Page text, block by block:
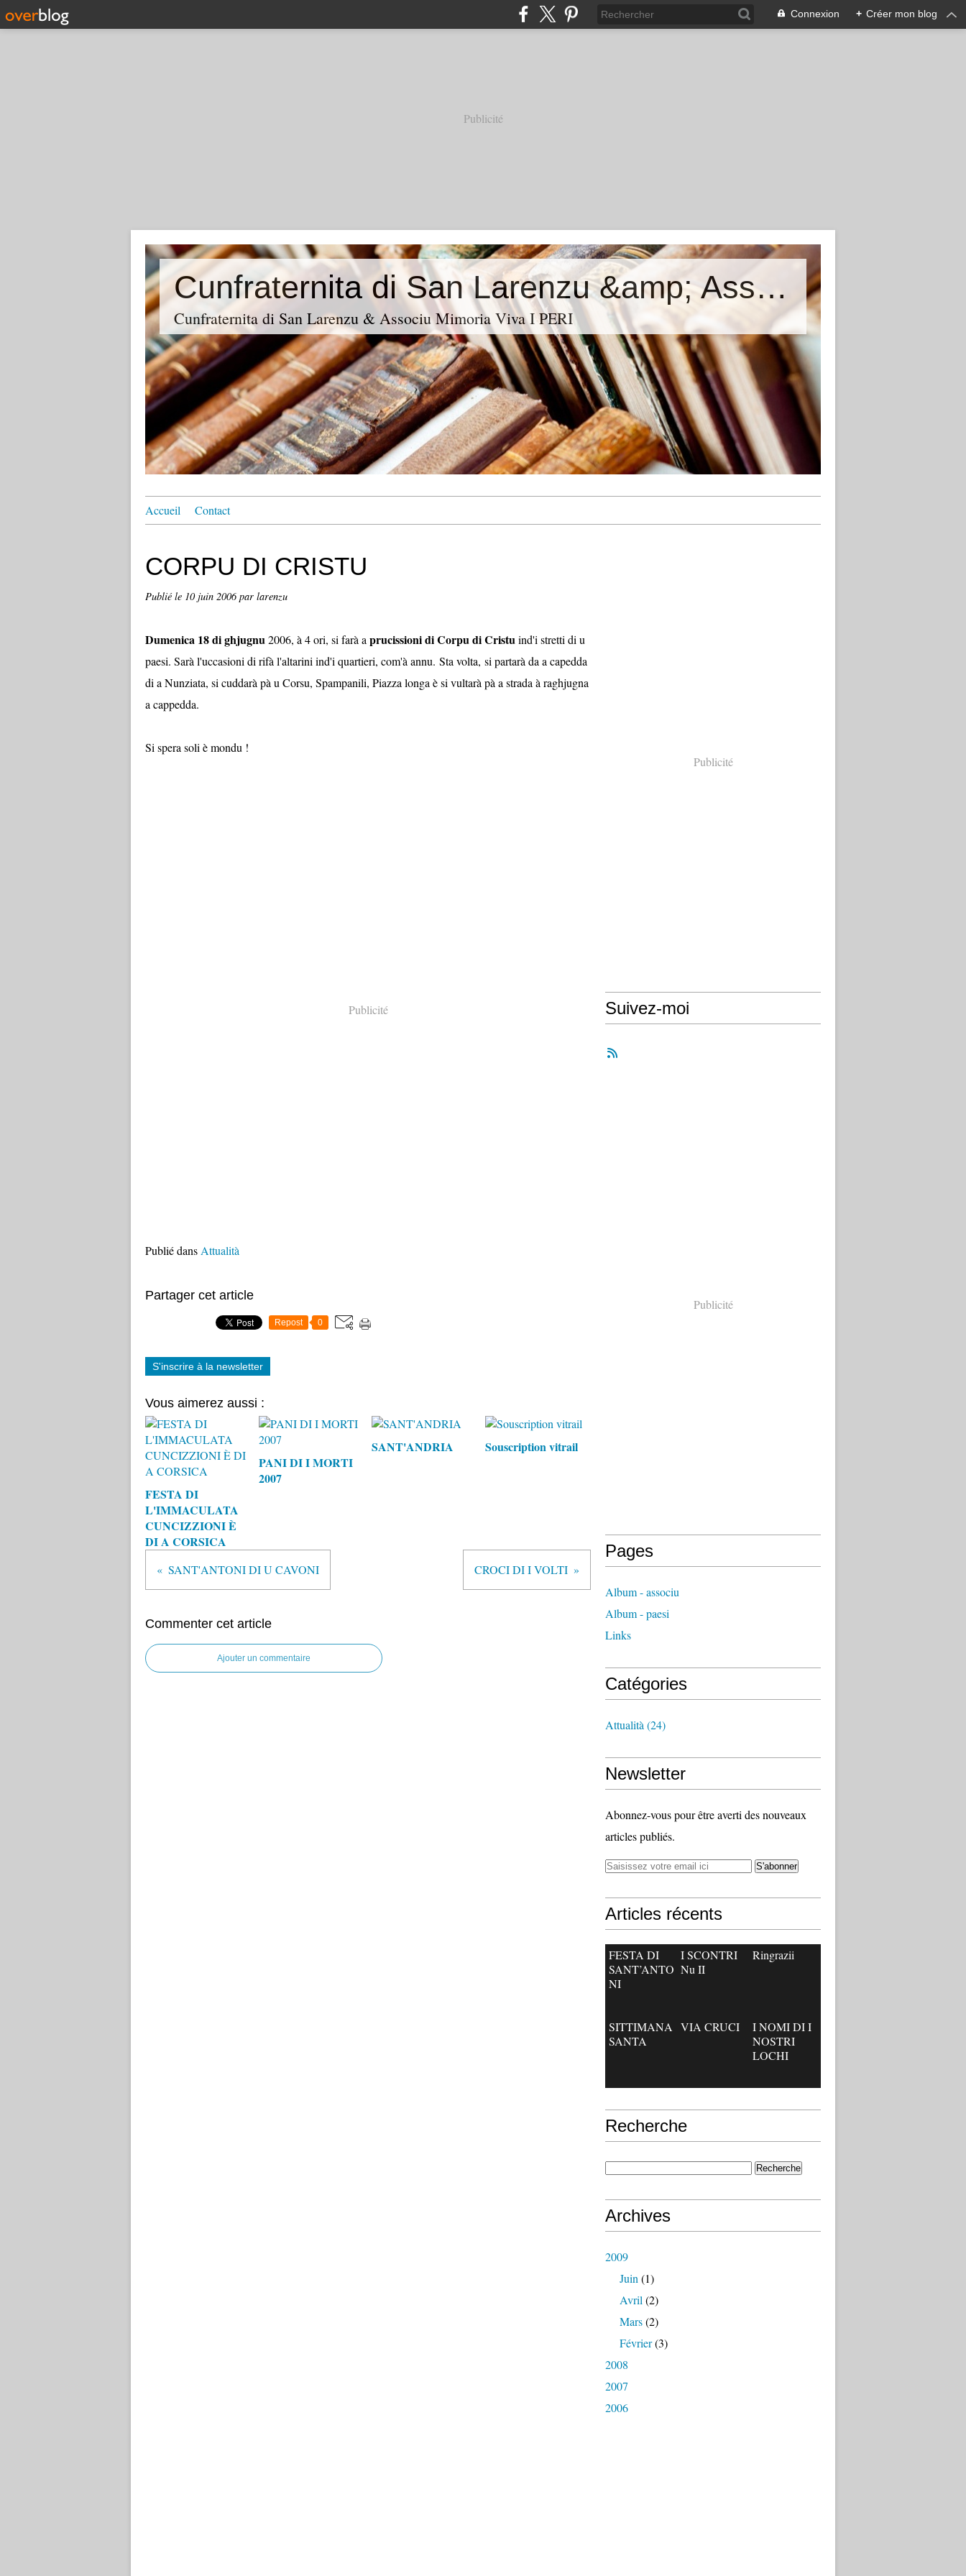
Connexion + Créer mon blog
Publicité
Cunfraternita di San Larenzu &amp; Associu Mimoria Viva
Cunfraternita di San Larenzu & Associu Mimoria Viva I PERI
Accueil Contact
CORPU DI CRISTU
Publié le 10 juin 2006par larenzu
Dumenica 18 di ghjugnu2006, à 4 ori, si farà a prucissioni di Corpu di Cristuind'i stretti di u
paesi. Sarà l'uccasioni di rifà l'altarini ind'i quartieri, com'à annu. Sta volta, si partarà da a capedda
di a Nunziata, si cuddarà pà u Corsu, Spampanili, Piazza longa è si vultarà pà a strada à raghjugna
a cappedda.
Si spera soli è mondu !
Publicité
Publié dans Attualità
Partager cet article
Repost 0
S'inscrire à la newsletter
Vous aimerez aussi :
FESTA DI
L'IMMACULATA
CUNCIZZIONI È
DI A CORSICA
PANI DI I MORTI
2007
SANT'ANDRIA Souscription vitrail
SANT'ANTONI DI U CAVONI CROCI DI I VOLTI
Commenter cet article
Ajouter un commentaire
Publicité
Suivez-moi
Publicité
Pages
Album - associu
Album - paesi
Links
Catégories
Attualità (24)
Newsletter
Abonnez-vous pour être averti des nouveaux
articles publiés.
Articles récents
FESTA DI
SANT’ANTO
NI
I SCONTRI
Nu II
Ringrazii
SITTIMANA
SANTA
VIA CRUCI
I NOMI DI I
NOSTRI
LOCHI
Recherche
Archives
2009
Juin (1)
Avril (2)
Mars(2)
Février(3)
2008
2007
2006